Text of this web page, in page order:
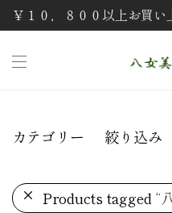
￥１０，８００以上お買
カテゴリー 絞り込み
Products tagged “